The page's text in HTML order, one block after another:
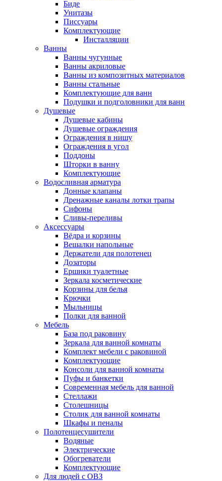
Биде
Унитазы
Писсуары
Комплектующие
Инсталляции
Ванны
Ванны чугунные
Ванны акриловые
Ванны из композитных материалов
Ванны стальные
Комплектующие для ванн
Подушки и подголовники для ванн
Душевые
Душевые кабины
Душевые ограждения
Ограждения в нишу
Ограждения в угол
Поддоны
Шторки в ванну
Комплектующие
Водосливная арматура
Донные клапаны
Дренажные каналы лотки трапы
Сифоны
Сливы-переливы
Аксессуары
Вёдра и корзины
Вешалки напольные
Держатели для полотенец
Дозаторы
Ершики туалетные
Зеркала косметические
Корзины для белья
Крючки
Мыльницы
Полки для ванной
Мебель
База под раковину
Зеркала для ванной комнаты
Комплект мебели с раковиной
Комплектующие
Консоли для ванной комнаты
Пуфы и банкетки
Современная мебель для ванной
Стеллажи
Столешницы
Столик для ванной комнаты
Шкафы и пеналы
Полотенцесушители
Водяные
Электрические
Обогреватели
Комплектующие
Для людей с ОВЗ